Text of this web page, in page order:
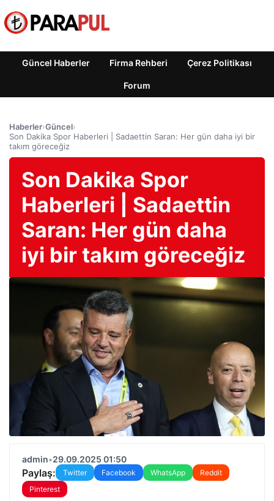
Güncel Haberler Firma Rehberi Çerez Politikası
Forum
Haberler›Güncel›
Son Dakika Spor Haberleri | Sadaettin Saran: Her gün daha iyi bir
takım göreceğiz
Son Dakika Spor
Haberleri | Sadaettin
Saran: Her gün daha
iyi bir takım göreceğiz
admin•29.09.2025 01:50
Paylaş: Twitter Facebook WhatsApp
Reddit
Pinterest